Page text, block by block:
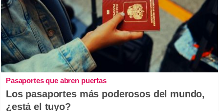
Pasaportes que abren puertas
Los pasaportes más poderosos del mundo,
¿está el tuyo?